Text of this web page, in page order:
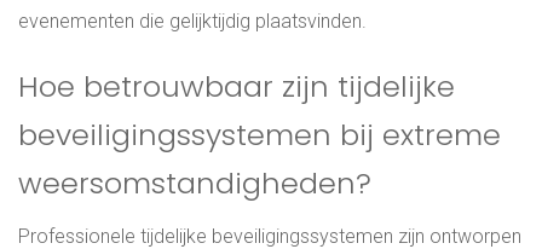
evenementen die gelijktijdig plaatsvinden.
Hoe betrouwbaar zijn tijdelijke
beveiligingssystemen bij extreme
weersomstandigheden?
Professionele tijdelijke beveiligingssystemen zijn ontworpen